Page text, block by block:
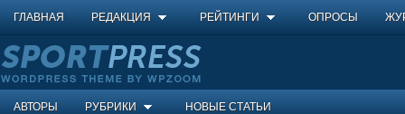
ГЛАВНАЯ РЕДАКЦИЯ РЕЙТИНГИ ОПРОСЫ
АВТОРЫ РУБРИКИ НОВЫЕ СТАТЬИ